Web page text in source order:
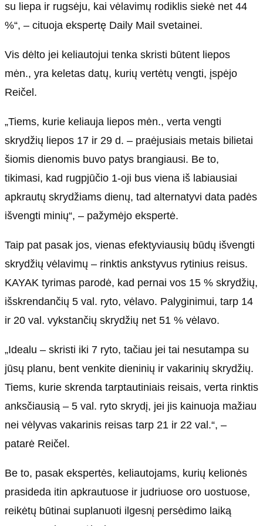
su liepa ir rugsėju, kai vėlavimų rodiklis siekė net 44
%“, – cituoja ekspertę Daily Mail svetainei.
Vis dėlto jei keliautojui tenka skristi būtent liepos
mėn., yra keletas datų, kurių vertėtų vengti, įspėjo
Reičel.
„Tiems, kurie keliauja liepos mėn., verta vengti
skrydžių liepos 17 ir 29 d. – praėjusiais metais bilietai
šiomis dienomis buvo patys brangiausi. Be to,
tikimasi, kad rugpjūčio 1-oji bus viena iš labiausiai
apkrautų skrydžiams dienų, tad alternatyvi data padės
išvengti minių“, – pažymėjo ekspertė.
Taip pat pasak jos, vienas efektyviausių būdų išvengti
skrydžių vėlavimų – rinktis ankstyvus rytinius reisus.
KAYAK tyrimas parodė, kad pernai vos 15 % skrydžių,
išskrendančių 5 val. ryto, vėlavo. Palyginimui, tarp 14
ir 20 val. vykstančių skrydžių net 51 % vėlavo.
„Idealu – skristi iki 7 ryto, tačiau jei tai nesutampa su
jūsų planu, bent venkite dieninių ir vakarinių skrydžių.
Tiems, kurie skrenda tarptautiniais reisais, verta rinktis
anksčiausią – 5 val. ryto skrydį, jei jis kainuoja mažiau
nei vėlyvas vakarinis reisas tarp 21 ir 22 val.“, –
patarė Reičel.
Be to, pasak ekspertės, keliautojams, kurių kelionės
prasideda itin apkrautuose ir judriuose oro uostuose,
reikėtų būtinai suplanuoti ilgesnį persėdimo laiką